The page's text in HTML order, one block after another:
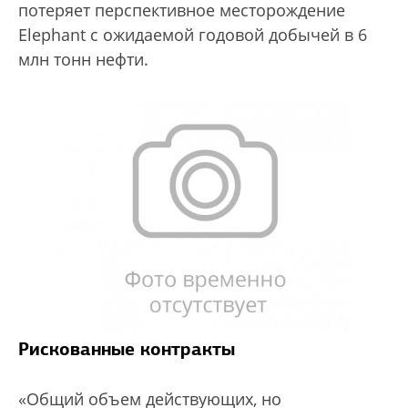
потеряет перспективное месторождение
Elephant с ожидаемой годовой добычей в 6
млн тонн нефти.
Рискованные контракты
«Общий объем действующих, но